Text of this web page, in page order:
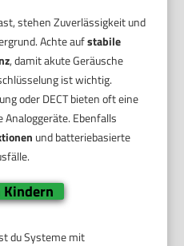
stehen Zuverlässigkeit und
Achte aufstabile
, damit akute Geräusche
ist wichtig.
oder DECT bieten oft eine
Ebenfalls
und batteriebasierte
du Systeme mit